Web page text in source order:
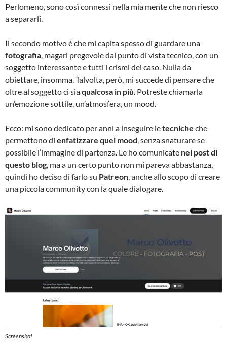
Perlomeno, sono così connessi nella mia mente che non riesco
a separarli.
Il secondo motivo è che mi capita spesso di guardare una
fotografia, magari pregevole dal punto di vista tecnico, con un
soggetto interessante e tutti i crismi del caso. Nulla da
obiettare, insomma. Talvolta, però, mi succede di pensare che
oltre al soggetto ci siaqualcosa in più. Potreste chiamarla
un’emozione sottile, un’atmosfera, un mood.
Ecco: mi sono dedicato per anni a inseguire letecniche che
permettono di enfatizzare quel mood, senza snaturare se
possibile l’immagine di partenza. Le ho comunicate nei post di
questo blog, ma a un certo punto non mi pareva abbastanza,
quindi ho deciso di farlo su Patreon, anche allo scopo di creare
una piccola community con la quale dialogare.
Screenshot